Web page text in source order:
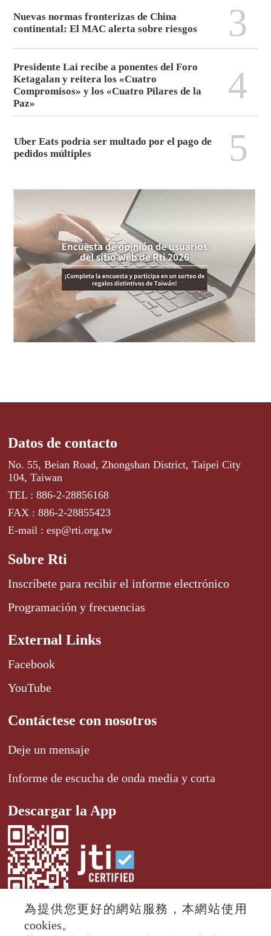
Nuevas normas fronterizas de China
continental: El MAC alerta sobre riesgos
3
Presidente Lai recibe a ponentes del Foro
Ketagalan y reitera los «Cuatro
Compromisos» y los «Cuatro Pilares de la
Paz»
4
Uber Eats podría ser multado por el pago de
pedidos múltiples
5
Datos de contacto
No. 55, Beian Road, Zhongshan District, Taipei City
104, Taiwan
TEL : 886-2-28856168
FAX : 886-2-28855423
E-mail : esp@rti.org.tw
Sobre Rti
Inscríbete para recibir el informe electrónico
Programación y frecuencias
External Links
Facebook
YouTube
Contáctese con nosotros
Deje un mensaje
Informe de escucha de onda media y corta
Descargar la App
為提供您更好的網站服務，本網站使用
cookies。